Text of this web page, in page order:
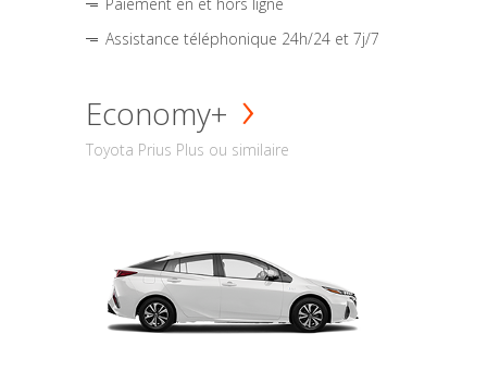
Assistance téléphonique 24h/24 et 7j/7
Economy+
Toyota Prius Plus ou similaire